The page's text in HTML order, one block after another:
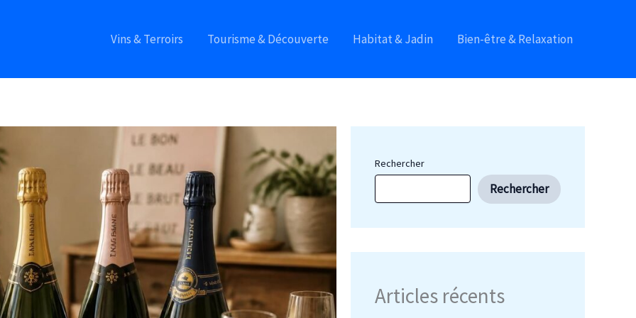
Vins & Terroirs Tourisme & Découverte Habitat & Jadin Bien-être & Relaxation
Rechercher
Rechercher
Articles récents